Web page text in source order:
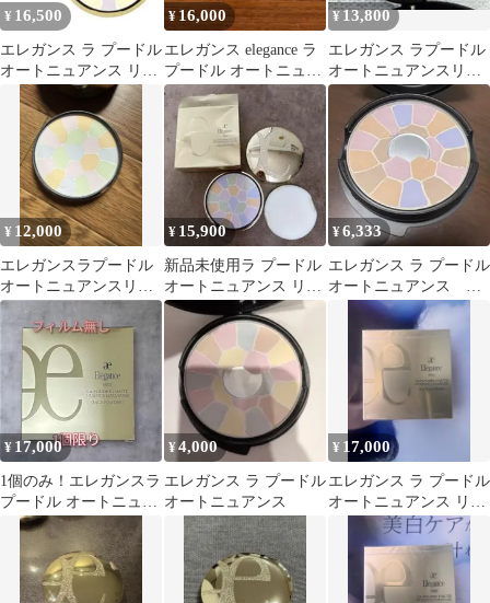
¥ 16,500
エレガンス ラ プードル
オートニュアンス リク
スィーズ IX
¥ 16,000
エレガンス elegance ラ
プードル オートニュア
ンス リクスィーズ V
¥13,800
エレガンス ラプードル
オートニュアンスリク
スィーズ IX レフィル
27ｇ
¥ 12,000
エレガンスラプードル
オートニュアンスリク
スィーズI パウダー
¥ 15,900
新品未使用ラ プードル
オートニュアンス リク
スィーズ フェイスパウ
ダー I
¥6,333
エレガンス ラ プードル
オートニュアンス リ
クズィーズ ２番
¥ 17,000
1個のみ！エレガンスラ
プードル オートニュア
ンス リクスィーズ IV
¥4,000
エレガンス ラ プードル
オートニュアンス
¥ 17,000
エレガンス ラ プードル
オートニュアンス リク
スィーズ VI 27g